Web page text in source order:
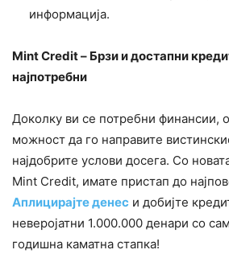
информација.
Mint Credit – Брзи и достапни
најпотребни
Доколку ви се потребни финансии,
можност да го направите
најдобрите услови досега. Со
Mint Credit, имате пристап до
Аплицирајте денес и добијте
неверојатни 1.000.000 денари со
годишна каматна стапка!